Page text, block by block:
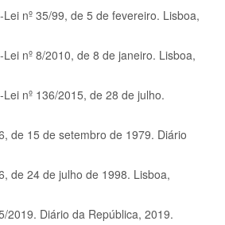
nº 35/99, de 5 de fevereiro. Lisboa,
nº 8/2010, de 8 de janeiro. Lisboa,
nº 136/2015, de 28 de julho.
de 15 de setembro de 1979. Diário
de 24 de julho de 1998. Lisboa,
2019. Diário da República, 2019.